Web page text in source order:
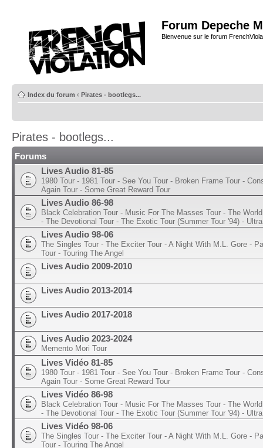
Forum Depeche
Bienvenue sur le forum
Index du forum ‹ Pirates - bootlegs...
Pirates - bootlegs...
Forums
Lives Audio 81-85
1980 Tour - 1981 Tour - See You Tour - Broken Frame Tour -
Again Tour - Some Great Reward Tour
Lives Audio 86-98
Black Celebration Tour - Music For The Masses Tour - The
- The Devotional Tour - The Exotic Tour (Summer Tour '94) -
Lives Audio 98-06
The Singles Tour - The Exciter Tour - A Night With M.L. Gore -
Tour - Touring The Angel
Lives Audio 2009-2010
Lives Audio 2013-2014
Lives Audio 2017-2018
Lives Audio 2023-2024
Memento Mori Tour
Lives Vidéo 81-85
1980 Tour - 1981 Tour - See You Tour - Broken Frame Tour -
Again Tour - Some Great Reward Tour
Lives Vidéo 86-98
Black Celebration Tour - Music For The Masses Tour - The
- The Devotional Tour - The Exotic Tour (Summer Tour '94) -
Lives Vidéo 98-06
The Singles Tour - The Exciter Tour - A Night With M.L. Gore -
Tour - Touring The Angel